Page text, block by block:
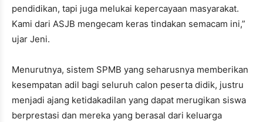
pendidikan, tapi juga melukai kepercayaan masyarakat.
Kami dari ASJB mengecam keras tindakan semacam ini,”
ujar Jeni.
Menurutnya, sistem SPMB yang seharusnya memberikan
kesempatan adil bagi seluruh calon peserta didik, justru
menjadi ajang ketidakadilan yang dapat merugikan siswa
berprestasi dan mereka yang berasal dari keluarga